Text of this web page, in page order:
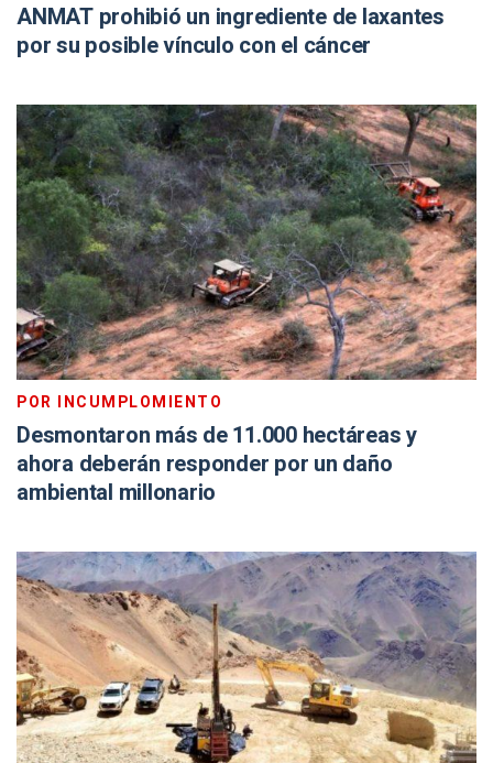
ANMAT prohibió un ingrediente de laxantes
por su posible vínculo con el cáncer
POR INCUMPLOMIENTO
Desmontaron más de 11.000 hectáreas y
ahora deberán responder por un daño
ambiental millonario